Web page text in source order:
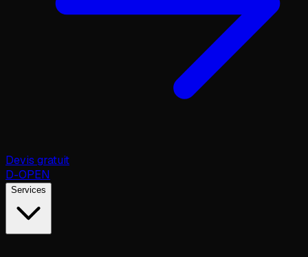
Devis gratuit
D-OPEN
Services